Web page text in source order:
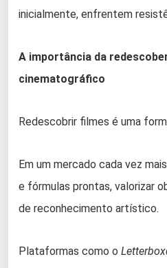
inicialmente, enfrentem
A importância da
cinematográfico
Redescobrir filmes é uma
Em um mercado cada vez
e fórmulas prontas, valorizar
de reconhecimento artístico.
Plataformas como o